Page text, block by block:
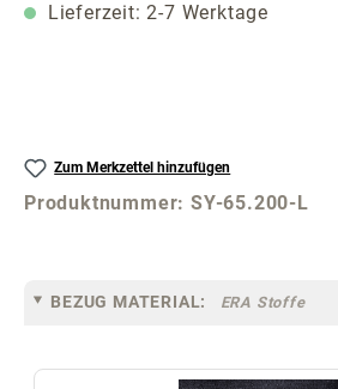
Lieferzeit: 2-7 Werktage
Zum Merkzettel hinzufügen
Produktnummer:SY-65.200-L
BEZUG MATERIAL: ERA Stoffe